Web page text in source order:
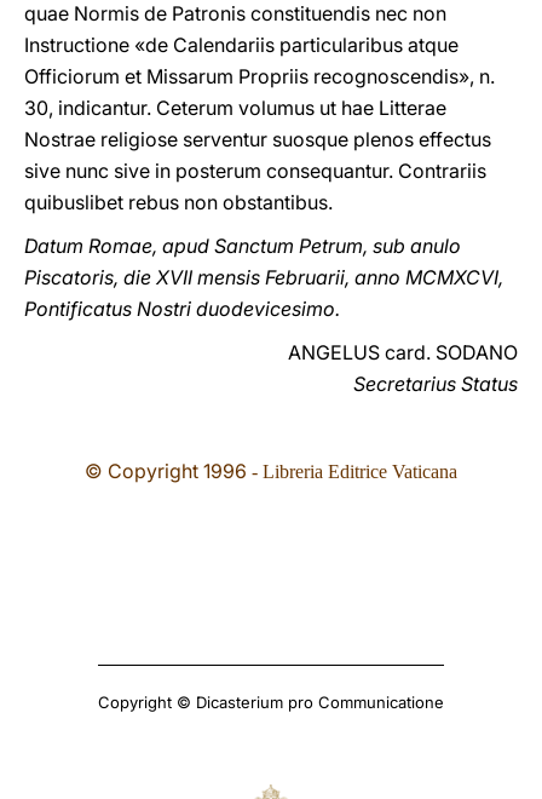
quae Normis de Patronis constituendis nec non
Instructione «de Calendariis particularibus atque
Officiorum et Missarum Propriis recognoscendis», n.
30, indicantur. Ceterum volumus ut hae Litterae
Nostrae religiose serventur suosque plenos effectus
sive nunc sive in posterum consequantur. Contrariis
quibuslibet rebus non obstantibus.
Datum Romae, apud Sanctum Petrum, sub anulo
Piscatoris, die XVII mensis Februarii, anno MCMXCVI,
Pontificatus Nostri duodevicesimo.
ANGELUS card. SODANO
Secretarius Status
© Copyright 1996 - Libreria Editrice Vaticana
Copyright © Dicasterium pro Communicatione